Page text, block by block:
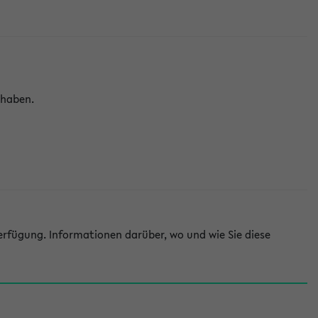
Informationen darüber, wo und wie Sie diese